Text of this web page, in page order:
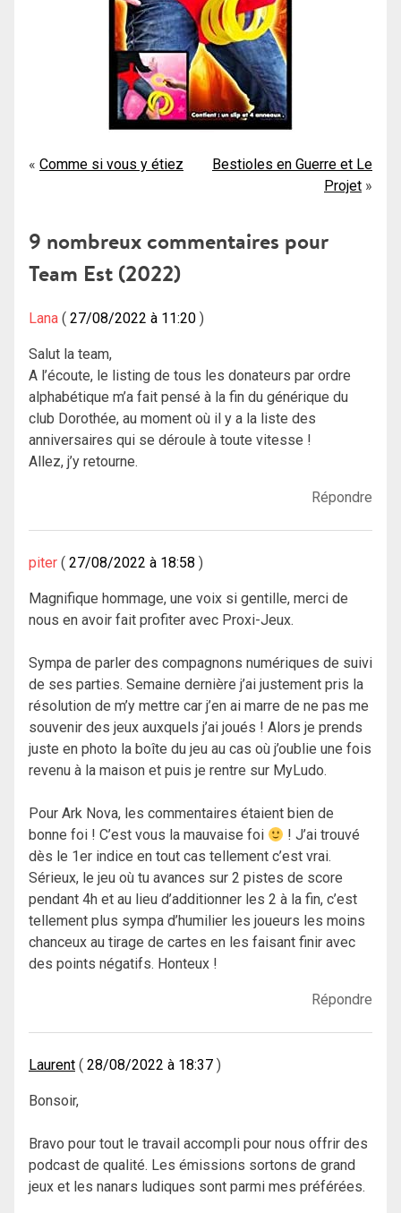
Navigation
l’article
Comme si vous y étiez
Bestioles en Guerre et Le
Projet
9 nombreux commentaires pour
Team Est (2022)
Lana 27/08/2022 à 11:20
Salut la team,
A l’écoute, le listing de tous les donateurs par ordre
alphabétique m’a fait pensé à la fin du générique du
club Dorothée, au moment où il y a la liste des
anniversaires qui se déroule à toute vitesse !
Allez, j’y retourne.
Répondre
piter 27/08/2022 à 18:58
Magnifique hommage, une voix si gentille, merci de
nous en avoir fait profiter avec Proxi-Jeux.
Sympa de parler des compagnons numériques de suivi
de ses parties. Semaine dernière j’ai justement pris la
résolution de m’y mettre car j’en ai marre de ne pas me
souvenir des jeux auxquels j’ai joués ! Alors je prends
juste en photo la boîte du jeu au cas où j’oublie une fois
revenu à la maison et puis je rentre sur MyLudo.
Pour Ark Nova, les commentaires étaient bien de
bonne foi ! C’est vous la mauvaise foi
! J’ai trouvé
dès le 1er indice en tout cas tellement c’est vrai.
Sérieux, le jeu où tu avances sur 2 pistes de score
pendant 4h et au lieu d’additionner les 2 à la fin, c’est
tellement plus sympa d’humilier les joueurs les moins
chanceux au tirage de cartes en les faisant finir avec
des points négatifs. Honteux !
Répondre
Laurent 28/08/2022 à 18:37
Bonsoir,
Bravo pour tout le travail accompli pour nous offrir des
podcast de qualité. Les émissions sortons de grand
jeux et les nanars ludiques sont parmi mes préférées.